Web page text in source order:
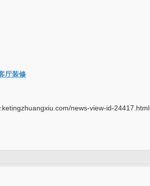
厅装修
news-view-id-24417.html